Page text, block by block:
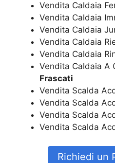
Vendita Caldaia
Vendita Caldaia
Vendita Caldaia
Vendita Caldaia
Vendita Caldaia
Vendita Caldaia A
Frascati
Vendita Scalda
Vendita Scalda
Vendita Scalda
Vendita Scalda
Richiedi un